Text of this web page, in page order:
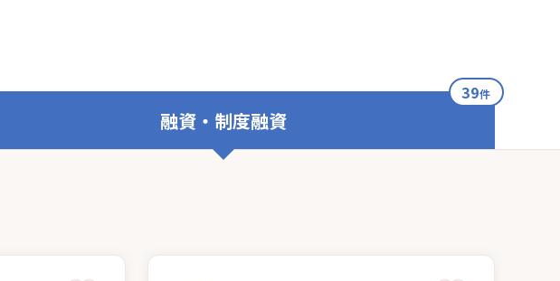
融資・制度融資
39件